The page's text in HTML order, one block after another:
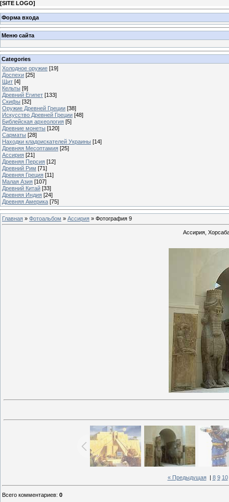
[SITE LOGO]
Форма входа
Меню сайта
Categories
Холодное оружие [19]
Доспехи [25]
Щит [4]
Кельты [9]
Древний Египет [133]
Скифы [32]
Оружие Древней Греции [38]
Искусство Древней Греции [48]
Библейская археология [5]
Древние монеты [120]
Сарматы [28]
Находки кладоискателей Украины [14]
Древняя Месоптамия [25]
Ассирия [21]
Древняя Персия [12]
Древний Рим [71]
Древняя Греция [11]
Малая Азия [107]
Древний Китай [33]
Древняя Индия [24]
Древняя Америка [75]
Главная » Фотоальбом » Ассирия » Фотография 9
Ассирия,
« Предыдущая| 8 9 10
Всего комментариев: 0